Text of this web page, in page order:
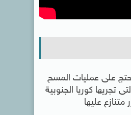
تحتج على عمليات المسح
تجريها كوريا الجنوبية
متنازع عليها